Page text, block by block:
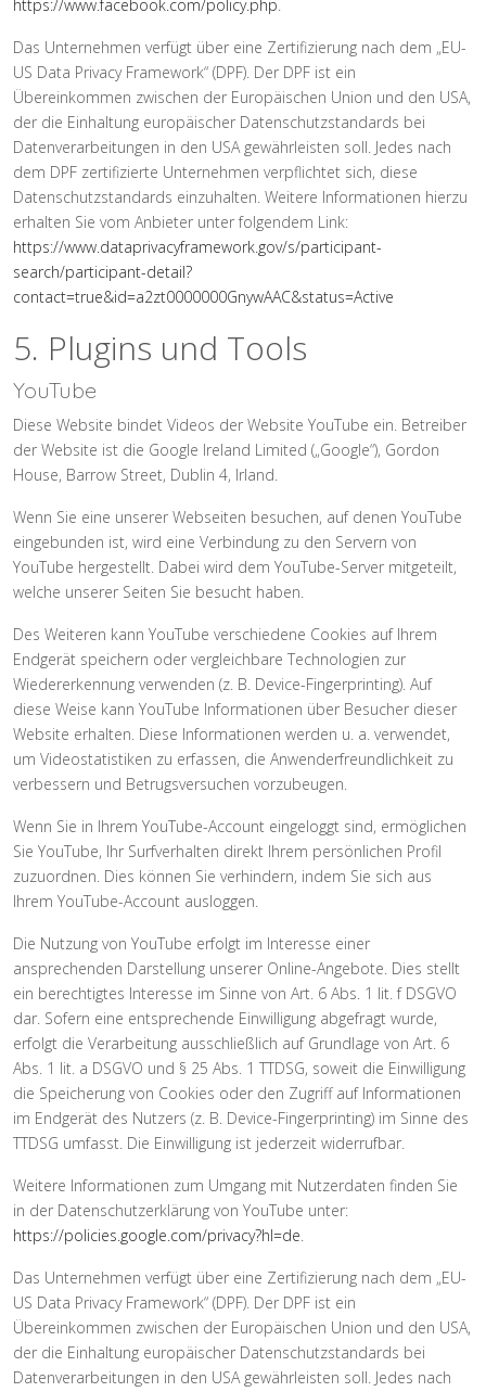
https://www.facebook.com/policy.php.
Das Unternehmen verfügt über eine Zertifizierung nach dem „EU-
US Data Privacy Framework“ (DPF). Der DPF ist ein
Übereinkommen zwischen der Europäischen Union und den USA,
der die Einhaltung europäischer Datenschutzstandards bei
Datenverarbeitungen in den USA gewährleisten soll. Jedes nach
dem DPF zertifizierte Unternehmen verpflichtet sich, diese
Datenschutzstandards einzuhalten. Weitere Informationen hierzu
erhalten Sie vom Anbieter unter folgendem Link:
https://www.dataprivacyframework.gov/s/participant-
search/participant-detail?
contact=true&id=a2zt0000000GnywAAC&status=Active
5. Plugins und Tools
YouTube
Diese Website bindet Videos der Website YouTube ein. Betreiber
der Website ist die Google Ireland Limited („Google“), Gordon
House, Barrow Street, Dublin 4, Irland.
Wenn Sie eine unserer Webseiten besuchen, auf denen YouTube
eingebunden ist, wird eine Verbindung zu den Servern von
YouTube hergestellt. Dabei wird dem YouTube-Server mitgeteilt,
welche unserer Seiten Sie besucht haben.
Des Weiteren kann YouTube verschiedene Cookies auf Ihrem
Endgerät speichern oder vergleichbare Technologien zur
Wiedererkennung verwenden (z. B. Device-Fingerprinting). Auf
diese Weise kann YouTube Informationen über Besucher dieser
Website erhalten. Diese Informationen werden u. a. verwendet,
um Videostatistiken zu erfassen, die Anwenderfreundlichkeit zu
verbessern und Betrugsversuchen vorzubeugen.
Wenn Sie in Ihrem YouTube-Account eingeloggt sind, ermöglichen
Sie YouTube, Ihr Surfverhalten direkt Ihrem persönlichen Profil
zuzuordnen. Dies können Sie verhindern, indem Sie sich aus
Ihrem YouTube-Account ausloggen.
Die Nutzung von YouTube erfolgt im Interesse einer
ansprechenden Darstellung unserer Online-Angebote. Dies stellt
ein berechtigtes Interesse im Sinne von Art. 6 Abs. 1 lit. f DSGVO
dar. Sofern eine entsprechende Einwilligung abgefragt wurde,
erfolgt die Verarbeitung ausschließlich auf Grundlage von Art. 6
Abs. 1 lit. a DSGVO und § 25 Abs. 1 TTDSG, soweit die Einwilligung
die Speicherung von Cookies oder den Zugriff auf Informationen
im Endgerät des Nutzers (z. B. Device-Fingerprinting) im Sinne des
TTDSG umfasst. Die Einwilligung ist jederzeit widerrufbar.
Weitere Informationen zum Umgang mit Nutzerdaten finden Sie
in der Datenschutzerklärung von YouTube unter:
https://policies.google.com/privacy?hl=de.
Das Unternehmen verfügt über eine Zertifizierung nach dem „EU-
US Data Privacy Framework“ (DPF). Der DPF ist ein
Übereinkommen zwischen der Europäischen Union und den USA,
der die Einhaltung europäischer Datenschutzstandards bei
Datenverarbeitungen in den USA gewährleisten soll. Jedes nach